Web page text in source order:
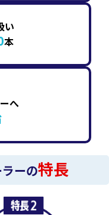
い
本
へ
ーの特長